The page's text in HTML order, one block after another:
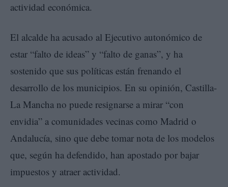
actividad económica.
El alcalde ha acusado al Ejecutivo autonómico de
estar “falto de ideas” y “falto de ganas”, y ha
sostenido que sus políticas están frenando el
desarrollo de los municipios. En su opinión, Castilla-
La Mancha no puede resignarse a mirar “con
envidia” a comunidades vecinas como Madrid o
Andalucía, sino que debe tomar nota de los modelos
que, según ha defendido, han apostado por bajar
impuestos y atraer actividad.